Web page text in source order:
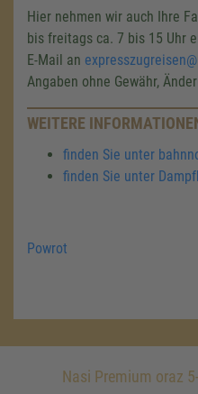
Hier nehmen wir auch Ihre
bis freitags ca. 7 bis 15 Uhr
E-Mail an
Angaben ohne Gewähr,
WEITERE
finden Sie unter
finden Sie unter
Powrot
Nasi Premium oraz